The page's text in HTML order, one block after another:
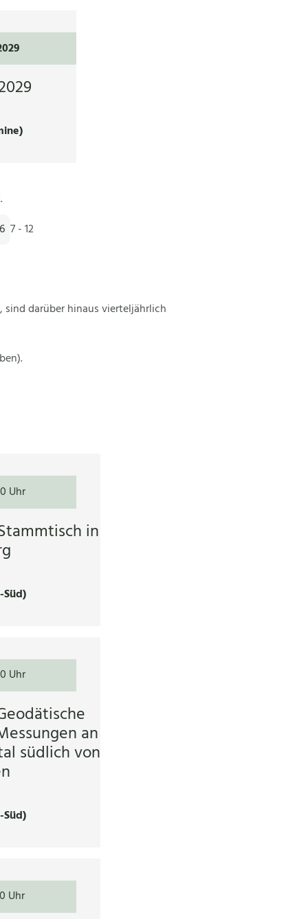
7 - 12
sind darüber hinaus vierteljährlich
Uhr
in
Uhr
an
südlich von
Uhr